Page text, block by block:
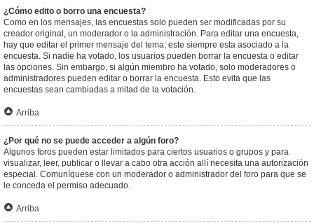
¿Cómo edito o borro una encuesta?
Como en los mensajes, las encuestas solo pueden ser modificadas por su
creador original, un moderador o la administración. Para editar una encuesta,
hay que editar el primer mensaje del tema; este siempre esta asociado a la
encuesta. Si nadie ha votado, los usuarios pueden borrar la encuesta o editar
las opciones. Sin embargo, si algún miembro ha votado, solo moderadores o
administradores pueden editar o borrar la encuesta. Esto evita que las
encuestas sean cambiadas a mitad de la votación.
Arriba
¿Por qué no se puede acceder a algún foro?
Algunos foros pueden estar limitados para ciertos usuarios o grupos y para
visualizar, leer, publicar o llevar a cabo otra acción allí necesita una autorización
especial. Comuníquese con un moderador o administrador del foro para que se
le conceda el permiso adecuado.
Arriba